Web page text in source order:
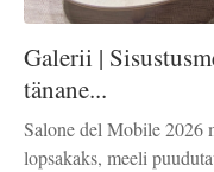
Galerii |
tänane...
Salone del Mobile 2026
lopsakaks, meeli